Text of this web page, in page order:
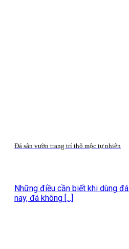
Đá sân vườn trang trí thô mộc tự nhiên
Những điều cần biết khi dùng
nay, đá không [...]